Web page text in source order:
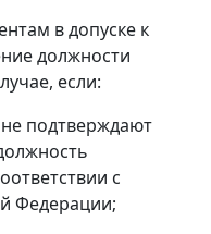
в допуске к
должности
если:
подтверждают
с
Федерации;